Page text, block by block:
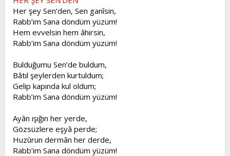
Her şey Sen’den, Sen ganîsin,
Rabb’im Sana döndüm yüzüm!
Hem evvelsin hem âhirsin,
Rabb’im Sana döndüm yüzüm!
Bulduğumu Sen’de buldum,
Bâtıl şeylerden kurtuldum;
Gelip kapında kul oldum;
Rabb’im Sana döndüm yüzüm!
Ayân ışığın her yerde,
Gözsüzlere eşyâ perde;
Huzûrun dermân her derde,
Rabb’im Sana döndüm yüzüm!